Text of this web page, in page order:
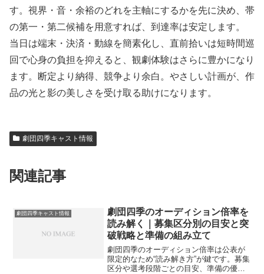
す。視界・音・余裕のどれを主軸にするかを先に決め、帯
の第一・第二候補を用意すれば、到達率は安定します。
当日は端末・決済・動線を簡素化し、直前拾いは短時間巡
回で心身の負担を抑えると、観劇体験はさらに豊かになり
ます。断定より納得、競争より余白。やさしい計画が、作
品の光と影の美しさを受け取る助けになります。
劇団四季キャスト情報
関連記事
劇団四季キャスト情報
劇団四季のオーディション倍率を
読み解く｜募集区分別の目安と突
破戦略と準備の組み立て
劇団四季のオーディション倍率は公表が
限定的なため“読み解き方”が鍵です。募集
区分や選考段階ごとの目安、準備の優先